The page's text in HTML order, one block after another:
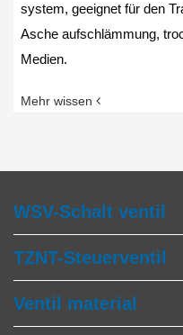
system, geeignet für den
Asche aufschlämmung,
Medien.
Mehr wissen
WSV-Schalt ventil
TZNT-Steuerventil
Ventil material